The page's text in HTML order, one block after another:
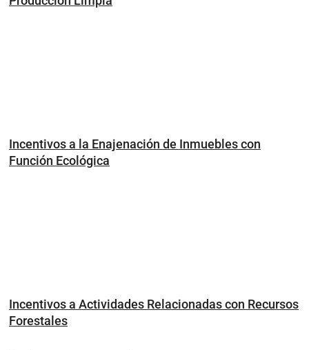
Incentivos a la Enajenación de Inmuebles con
Función Ecológica
Incentivos a Actividades Relacionadas con Recursos
Forestales